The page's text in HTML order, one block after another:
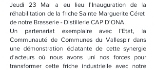
Jeudi 23 Mai a eu lieu l'Inauguration de la
réhabilitation de la friche Sainte Marguerite Céret
de notre Brasserie - Distillerie CAP D'ONA.
Un partenariat exemplaire avec l'Etat, la
Communauté de Communes du Vallespir dans
une démonstration éclatante de cette synergie
d'acteurs où nous avons uni nos forces pour
transformer cette friche industrielle avec notre